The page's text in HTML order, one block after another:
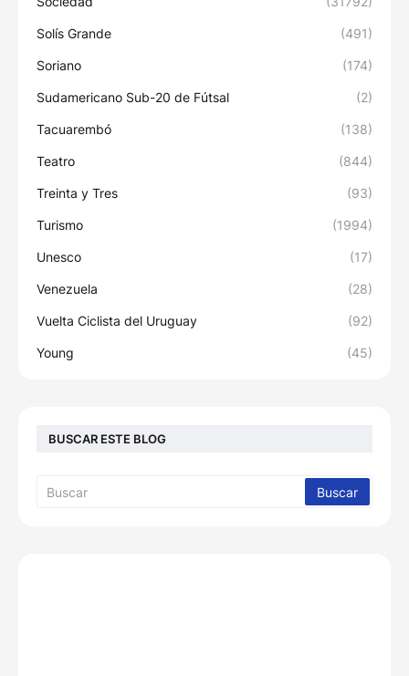
Solís Grande (491)
Soriano (174)
Sudamericano Sub-20 de Fútsal (2)
Tacuarembó (138)
Teatro (844)
Treinta y Tres (93)
Turismo (1994)
Unesco (17)
Venezuela (28)
Vuelta Ciclista del Uruguay (92)
Young (45)
BUSCAR ESTE BLOG